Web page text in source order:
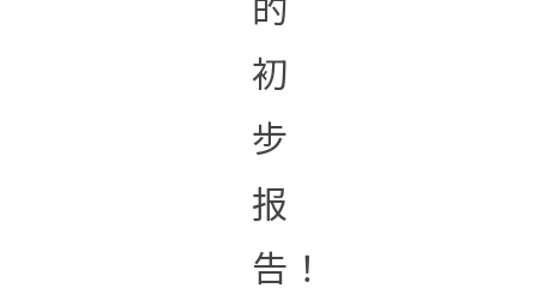
初
步
报
告！